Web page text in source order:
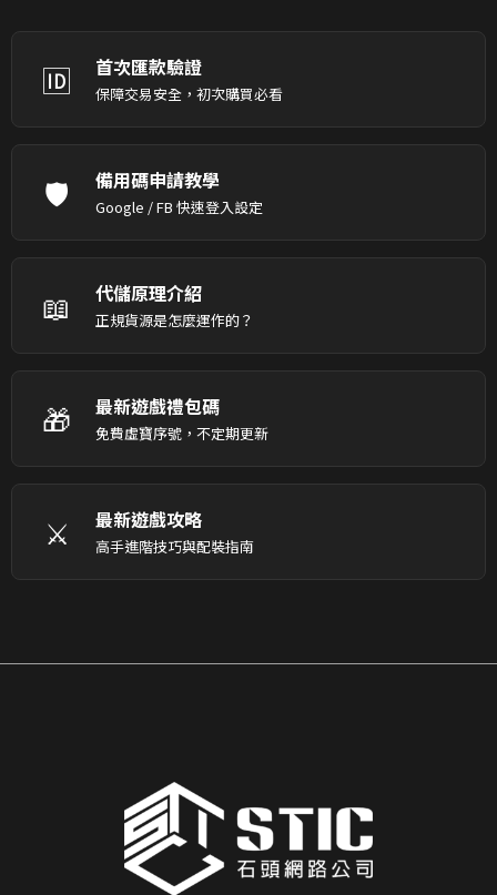
🆔 首次匯款驗證
保障交易安全，初次購買必看
🛡️ 備用碼申請教學
Google / FB 快速登入設定
📖 代儲原理介紹
正規貨源是怎麼運作的？
🎁 最新遊戲禮包碼
免費虛寶序號，不定期更新
⚔️ 最新遊戲攻略
高手進階技巧與配裝指南